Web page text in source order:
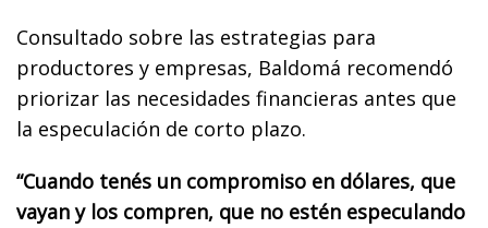
Consultado sobre las estrategias para
productores y empresas, Baldomá recomendó
priorizar las necesidades financieras antes que
la especulación de corto plazo.
“Cuando tenés un compromiso en dólares, que
vayan y los compren, que no estén especulando